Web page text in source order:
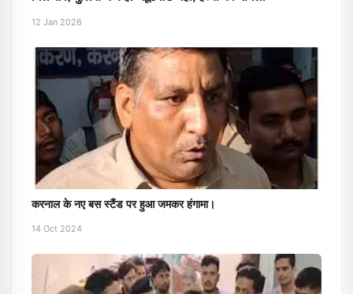
12 Jan 2026
करनाल के नए बस स्टैंड पर हुआ जमकर हंगामा।
14 Oct 2024